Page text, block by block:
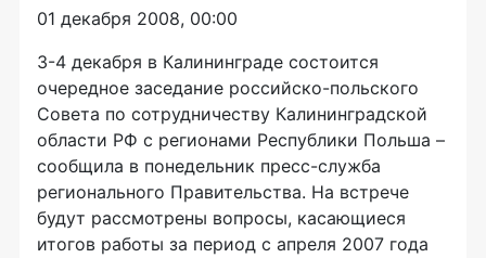
01 декабря 2008, 00:00
3-4 декабря в Калининграде состоится
очередное заседание российско-польского
Совета по сотрудничеству Калининградской
области РФ с регионами Республики Польша –
сообщила в понедельник пресс-служба
регионального Правительства. На встрече
будут рассмотрены вопросы, касающиеся
итогов работы за период с апреля 2007 года